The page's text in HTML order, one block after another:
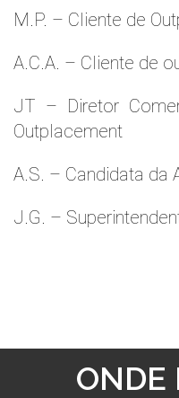
M.P. – Cliente de
A.C.A. – Cliente de
JT – Diretor
Outplacement
A.S. – Candidata da
J.G. –
ONDE